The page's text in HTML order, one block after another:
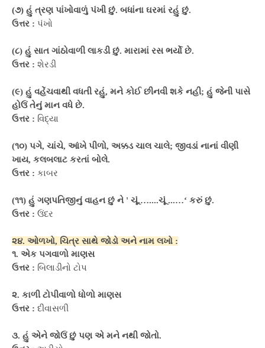
(૭) હું ત્રણ પાંખોવાળું પંખી છું. બધાંના ઘરમાં રહું છું.
ઉત્તર : પંખો
(૮) હું સાત ગાંઠોવાળી લાકડી છું. મારામાં રસ ભર્યો છે.
ઉત્તર : શેરડી
(૯) હું વહેંચવાથી વધતી રહું, મને કોઈ છીનવી શકે નહી; હું જેની પાસે
હોઉં તેનું માન વધે છે.
ઉત્તર : વિદ્યા
(૧૦) પગે, ચાંચે, આંખે પીળો, અક્કડ ચાલ ચાલે; જીવડાં નાનાં વીણી
ખાય, કલબલાટ કરતાં બોલે.
ઉત્તર : કાબર
(૧૧) હું ગણપતિજીનું વાહન છું ને ' ચૂં.…....ચૂં ...…‘ કરું છું.
ઉત્તર : ઉંદર
૨૪. ઓળખો, ચિત્ર સાથે જોડો અને નામ લખો :
૧. એક પગવાળો માણસ
ઉત્તર : બિલાડીનો ટોપ
૨. કાળી ટોપીવાળો ધોળો માણસ
ઉત્તર : દીવાસળી
૩. હું એને જોઉં છું પણ એ મને નથી જોતો.